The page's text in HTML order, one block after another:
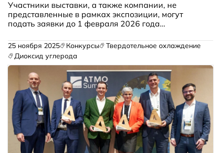
Участники выставки, а также компании, не
представленные в рамках экспозиции, могут
подать заявки до 1 февраля 2026 года
выберет финалистов и победителей в пяти
номинациях.
25 ноября 2025 Конкурсы
Твердотельное охлаждение
Диоксид углерода